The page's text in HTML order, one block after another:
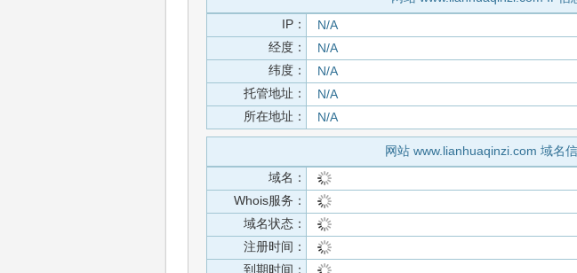
IP：
N/A
经度：
N/A
纬度：
N/A
托管地址：
N/A
所在地址：
N/A
网站 www.lianhuaqinzi.com 域名
域名：
Whois服务：
域名状态：
注册时间：
到期时间：